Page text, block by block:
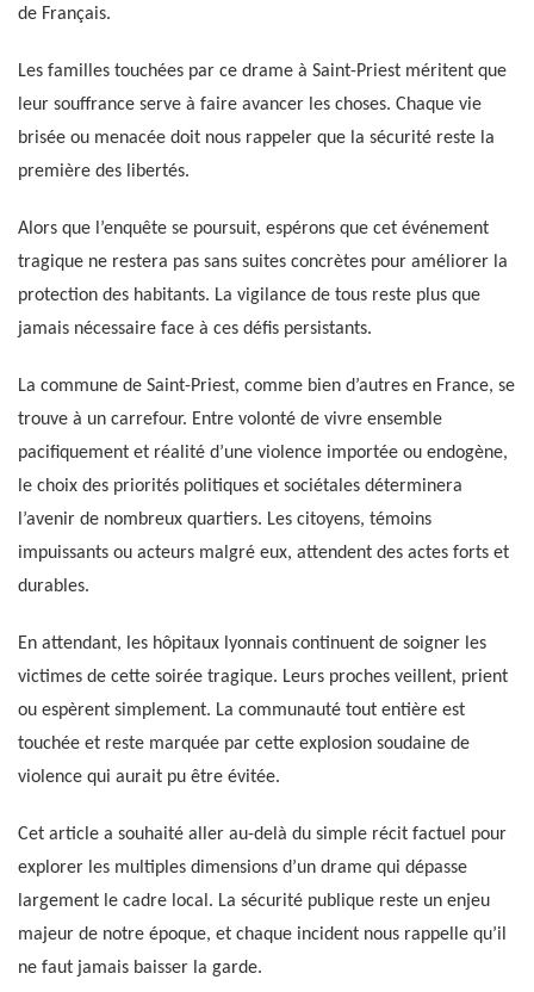
de Français.
Les familles touchées par ce drame à Saint-Priest méritent que
leur souffrance serve à faire avancer les choses. Chaque vie
brisée ou menacée doit nous rappeler que la sécurité reste la
première des libertés.
Alors que l’enquête se poursuit, espérons que cet événement
tragique ne restera pas sans suites concrètes pour améliorer la
protection des habitants. La vigilance de tous reste plus que
jamais nécessaire face à ces défis persistants.
La commune de Saint-Priest, comme bien d’autres en France, se
trouve à un carrefour. Entre volonté de vivre ensemble
pacifiquement et réalité d’une violence importée ou endogène,
le choix des priorités politiques et sociétales déterminera
l’avenir de nombreux quartiers. Les citoyens, témoins
impuissants ou acteurs malgré eux, attendent des actes forts et
durables.
En attendant, les hôpitaux lyonnais continuent de soigner les
victimes de cette soirée tragique. Leurs proches veillent, prient
ou espèrent simplement. La communauté tout entière est
touchée et reste marquée par cette explosion soudaine de
violence qui aurait pu être évitée.
Cet article a souhaité aller au-delà du simple récit factuel pour
explorer les multiples dimensions d’un drame qui dépasse
largement le cadre local. La sécurité publique reste un enjeu
majeur de notre époque, et chaque incident nous rappelle qu’il
ne faut jamais baisser la garde.